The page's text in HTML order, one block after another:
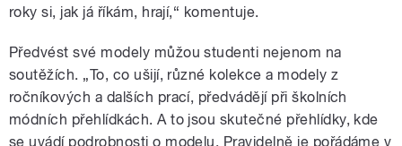
roky si, jak já říkám, hrají,“ komentuje.
Předvést své modely můžou studenti nejenom na
soutěžích. „To, co ušijí, různé kolekce a modely z
ročníkových a dalších prací, předvádějí při školních
módních přehlídkách. A to jsou skutečné přehlídky, kde
se uvádí podrobnosti o modelu. Pravidelně je pořádáme v